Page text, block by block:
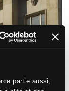
partie aussi,